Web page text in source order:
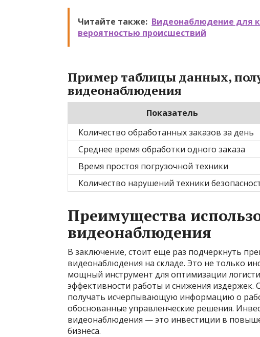
Читайте также: Видеонаблюдение для
вероятностью происшествий
Пример таблицы данных,
видеонаблюдения
Показатель
Количество обработанных заказов за день
Среднее время обработки одного заказа
Время простоя погрузочной техники
Количество нарушений техники
Преимущества
видеонаблюдения
В заключение, стоит еще раз подчеркнуть
видеонаблюдения на складе. Это не только
мощный инструмент для оптимизации
эффективности работы и снижения
получать исчерпывающую информацию о
обоснованные управленческие решения.
видеонаблюдения — это инвестиции в
бизнеса.